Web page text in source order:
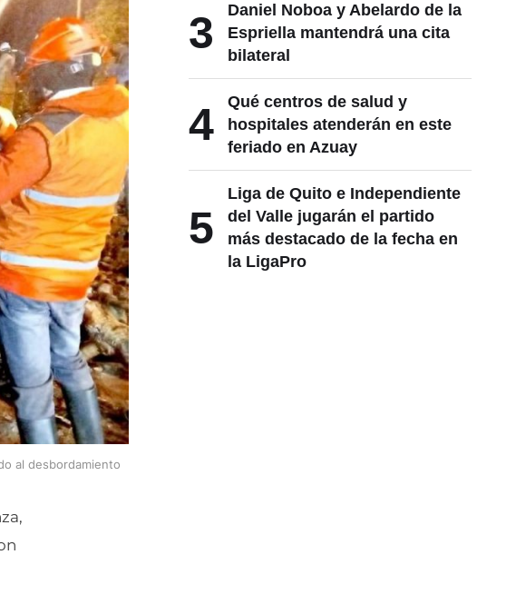
al desbordamiento
3
Daniel Noboa y Abelardo de la
Espriella mantendrá una cita
bilateral
4
Qué centros de salud y
hospitales atenderán en este
feriado en Azuay
5
Liga de Quito e Independiente
del Valle jugarán el partido
más destacado de la fecha en
la LigaPro